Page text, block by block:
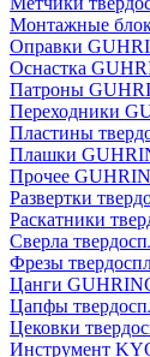
Монтажные
Оправки
Оснастка
Патроны
Переходники
Пластины
Плашки
Прочее
Развертки
Раскатники
Сверла
Фрезы
Цанги
Цапфы
Цековки
Инструмент